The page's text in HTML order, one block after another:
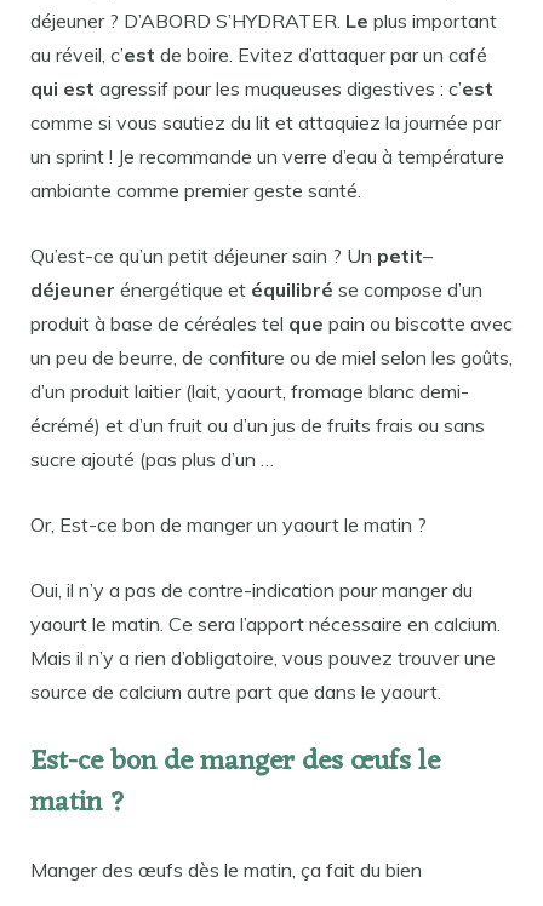
déjeuner ? D’ABORD S’HYDRATER. Le plus important
au réveil, c’est de boire. Evitez d’attaquer par un café
qui est agressif pour les muqueuses digestives : c’est
comme si vous sautiez du lit et attaquiez la journée par
un sprint ! Je recommande un verre d’eau à température
ambiante comme premier geste santé.
Qu’est-ce qu’un petit déjeuner sain ? Un petit–
déjeuner énergétique et équilibré se compose d’un
produit à base de céréales tel que pain ou biscotte avec
un peu de beurre, de confiture ou de miel selon les goûts,
d’un produit laitier (lait, yaourt, fromage blanc demi-
écrémé) et d’un fruit ou d’un jus de fruits frais ou sans
sucre ajouté (pas plus d’un …
Or, Est-ce bon de manger un yaourt le matin ?
Oui, il n’y a pas de contre-indication pour manger du
yaourt le matin. Ce sera l’apport nécessaire en calcium.
Mais il n’y a rien d’obligatoire, vous pouvez trouver une
source de calcium autre part que dans le yaourt.
Est-ce bon de manger des œufs le
matin ?
Manger des œufs dès le matin, ça fait du bien